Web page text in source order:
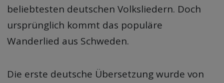
beliebtesten deutschen Volksliedern. Doch
ursprünglich kommt das populäre
Wanderlied aus Schweden.
Die erste deutsche Übersetzung wurde von